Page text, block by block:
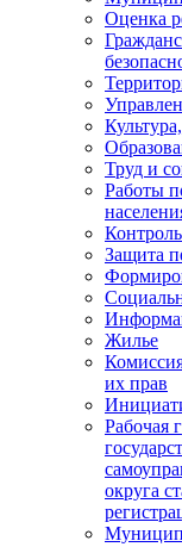
Оценка
Труд и
Работы
Защита
Жилье
их прав
Рабочая
округа